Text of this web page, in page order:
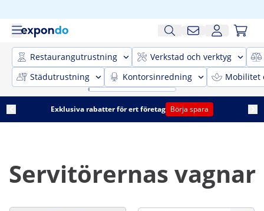
Restaurangutrustning
Verkstad och verktyg
Städutrustning
Kontorsinredning Mobilitet
Exklusiva rabatter för ert företag Börja spara
Servitörernas vagnar